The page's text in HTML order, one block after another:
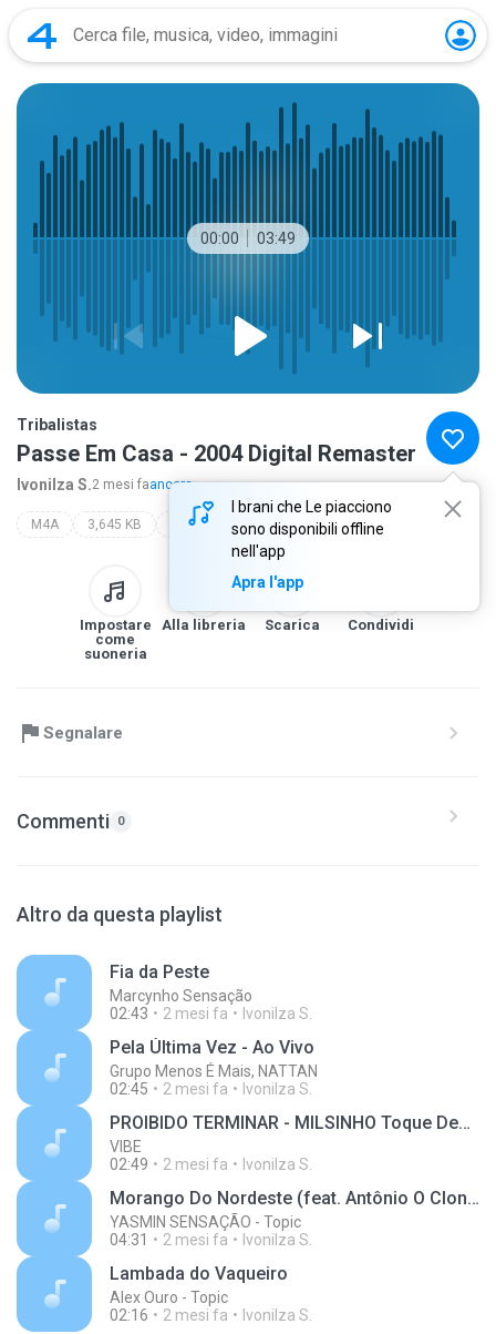
00:00 03:49
I brani che Le piacciono
sono disponibili offline
nell'app
Apra l'app
Tribalistas
Passe Em Casa - 2004 Digital Remaster
Ivonilza S.2 mesi faancora...
M4A 3,645 KB tribalistas
Impostare
come
suoneria
Alla libreria Scarica Condividi
Segnalare
Commenti 0
Altro da questa playlist
Fia da Peste
Marcynho Sensação
02:43
2 mesi fa Ivonilza S.
Pela Última Vez - Ao Vivo
Grupo Menos É Mais, NATTAN
02:45
2 mesi fa Ivonilza S.
PROIBIDO TERMINAR - MILSINHO Toque Dez - NA MAXIMA IN VAQUEJADA - Junho 2025
VIBE
02:49
2 mesi fa Ivonilza S.
Morango Do Nordeste (feat. Antônio O Clone) (Ao Vivo)
YASMIN SENSAÇÃO - Topic
04:31
2 mesi fa Ivonilza S.
Lambada do Vaqueiro
Alex Ouro - Topic
02:16
2 mesi fa Ivonilza S.